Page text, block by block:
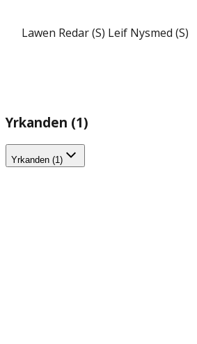
Lawen Redar (S) Leif Nysmed (S)
Yrkanden (1)
Yrkanden (1)